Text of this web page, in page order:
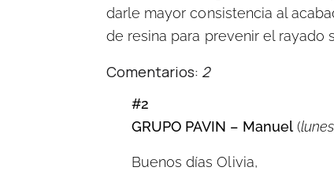
darle mayor consistencia al
de resina para prevenir el
Comentarios: 2
#2
GRUPO PAVIN – Manuel(
Buenos días Olivia,